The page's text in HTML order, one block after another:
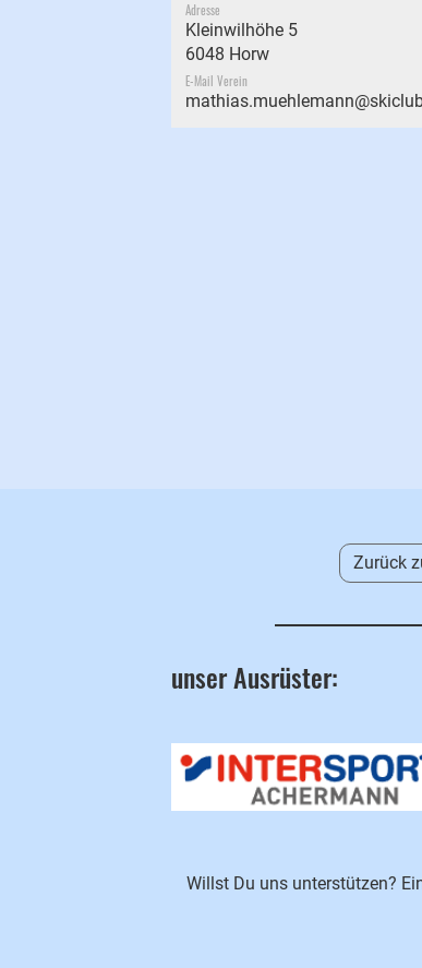
Adresse
Kleinwilhöhe 5
6048 Horw
E-Mail Verein
Zurück
unser Ausrüster:
Willst Du uns unterstützen?